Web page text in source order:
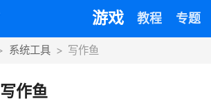
游戏 教程 专题
系统工具 写作鱼
写作鱼